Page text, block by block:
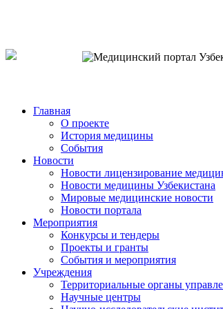
Главная
О проекте
История медицины
События
Новости
Новости лицензирование
Новости медицины Узбекистана
Мировые медицинские новости
Новости портала
Мероприятия
Конкурсы и тендеры
Проекты и гранты
События и мероприятия
Учреждения
Территориальные органы
Научные центры